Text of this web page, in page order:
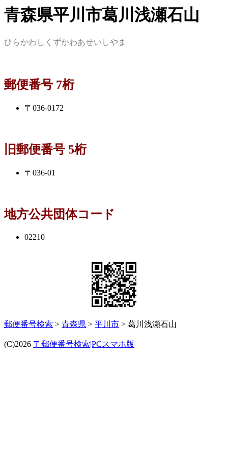
青森県平川市葛川浅瀬石山
ひらかわしくずかわあせいしやま
郵便番号 7桁
〒036-0172
旧郵便番号 5桁
〒036-01
地方公共団体コード
02210
郵便番号検索 > 青森県 > 平川市 > 葛川浅瀬石山
(C)2026 〒郵便番号検索|PCスマホ版